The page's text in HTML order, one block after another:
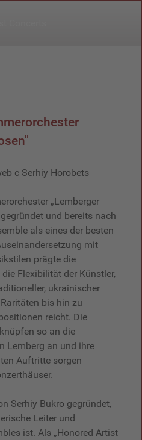
„Lemberger
und bereits nach
als eines der besten
mit
prägte die
Flexibilität der Künstler,
ukrainischer
bis hin zu
reicht. Die
so an die
Lemberg an und ihre
Auftritte sorgen
Serhiy Bukro gegründet,
Leiter und
ist. Als „Honored Artist